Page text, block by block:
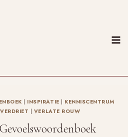
| INSPIRATIE | KENNISCENTRUM
| VERLATE ROUW